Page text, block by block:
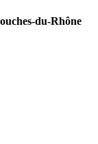
du-Rhône